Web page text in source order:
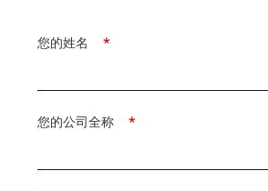
*
您的姓名
*
您的公司全称